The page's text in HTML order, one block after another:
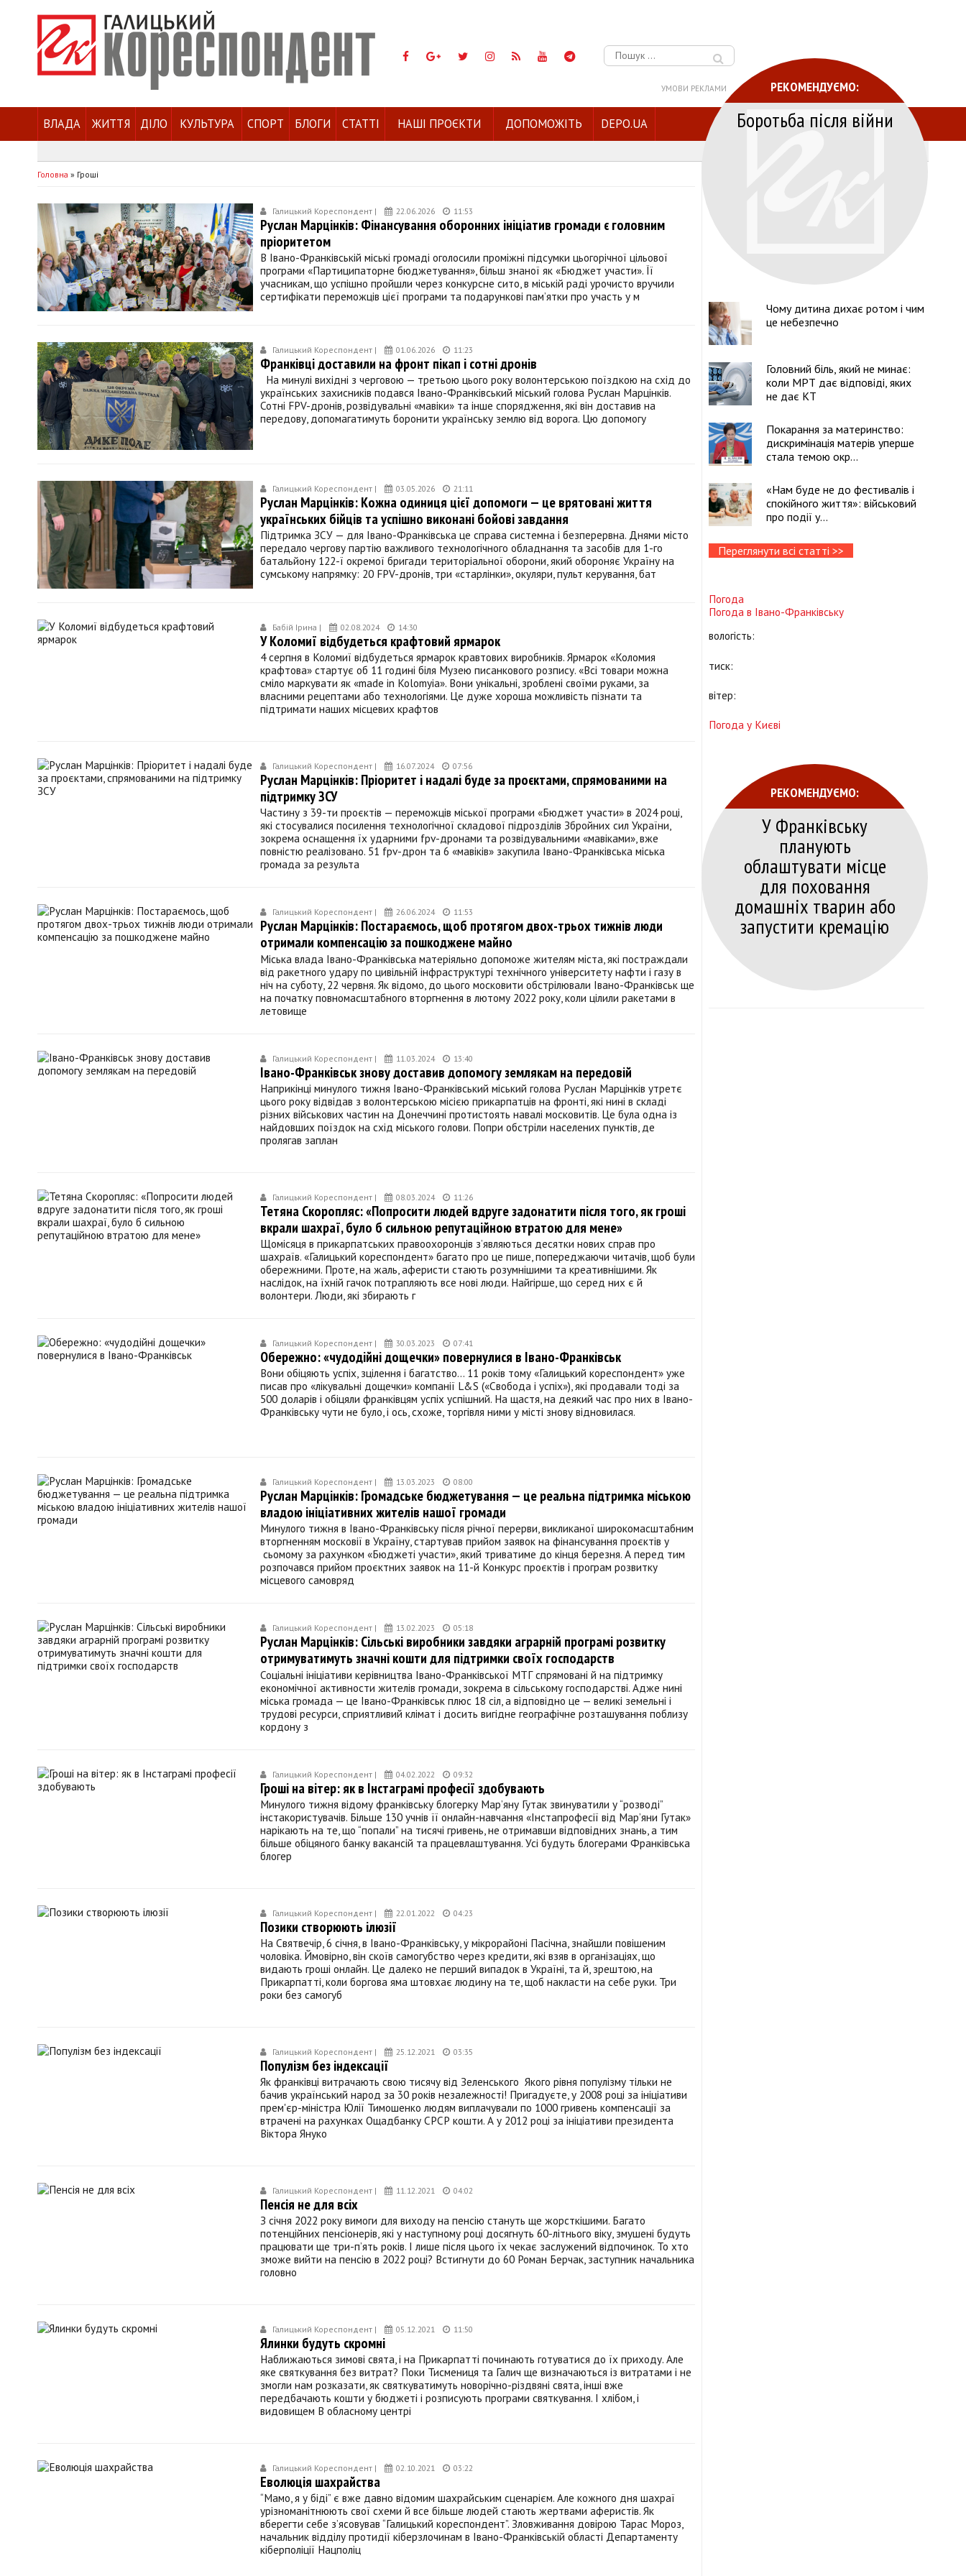
Пошук:
УМОВИ РЕКЛАМИ
ВЛАДА ЖИТТЯ ДІЛО КУЛЬТУРА СПОРТ БЛОГИ СТАТТІ НАШІ ПРОЄКТИ ДОПОМОЖІТЬ DEPO.UA
Головна » Гроші
Галицький Кореспондент | 22.06.2026 11:53
Руслан Марцінків: Фінансування оборонних ініціатив громади є головним
пріоритетом
В Івано-Франківській міські громаді оголосили проміжні підсумки цьогорічної цільової
програми «Партиципаторне бюджетування», більш знаної як «Бюджет участи». Її
учасникам, що успішно пройшли через конкурсне сито, в міській раді урочисто вручили
сертифікати переможців цієї програми та подарункові пам’ятки про участь у м
Галицький Кореспондент | 01.06.2026 11:23
Франківці доставили на фронт пікап і сотні дронів
На минулі вихідні з черговою — третьою цього року волонтерською поїздкою на схід до
українських захисників подався Івано-Франківський міський голова Руслан Марцінків.
Сотні FPV-дронів, розвідувальні «мавіки» та інше спорядження, які він доставив на
передову, допомагатимуть боронити українську землю від ворога. Цю допомогу
Галицький Кореспондент | 03.05.2026 21:11
Руслан Марцінків: Кожна одиниця цієї допомоги — це врятовані життя
українських бійців та успішно виконані бойові завдання
Підтримка ЗСУ — для Івано-Франківська це справа системна і безперервна. Днями місто
передало чергову партію важливого технологічного обладнання та засобів для 1-го
батальйону 122-ї окремої бригади територіальної оборони, який обороняє Україну на
сумському напрямку: 20 FPV-дронів, три «старлінки», окуляри, пульт керування, бат
Бабій Ірина | 02.08.2024 14:30
У Коломиї відбудеться крафтовий ярмарок
4 серпня в Коломиї відбудеться ярмарок кравтових виробників. Ярмарок «Коломия
крафтова» стартує об 11 годині біля Музею писанкового розпису. «Всі товари можна
сміло маркувати як «made in Kolomyia». Вони унікальні, зроблені своїми руками, за
власними рецептами або технологіями. Це дуже хороша можливість пізнати та
підтримати наших місцевих крафтов
Галицький Кореспондент | 16.07.2024 07:56
Руслан Марцінків: Пріоритет і надалі буде за проєктами, спрямованими на
підтримку ЗСУ
Частину з 39-ти проєктів — переможців міської програми «Бюджет участи» в 2024 році,
які стосувалися посилення технологічної складової підрозділів Збройних сил України,
зокрема оснащення їх ударними fpv-дронами та розвідувальними «мавіками», вже
повністю реалізовано. 51 fpv-дрон та 6 «мавіків» закупила Івано-Франківська міська
громада за результа
Галицький Кореспондент | 26.06.2024 11:53
Руслан Марцінків: Постараємось, щоб протягом двох-трьох тижнів люди
отримали компенсацію за пошкоджене майно
Міська влада Івано-Франківська матеріяльно допоможе жителям міста, які постраждали
від ракетного удару по цивільній інфраструктурі технічного університету нафти і газу в
ніч на суботу, 22 червня. Як відомо, до цього московити обстрілювали Івано-Франківськ ще
на початку повномасштабного вторгнення в лютому 2022 року, коли цілили ракетами в
летовище
Галицький Кореспондент | 11.03.2024 13:40
Івано-Франківськ знову доставив допомогу землякам на передовій
Наприкінці минулого тижня Івано-Франківський міський голова Руслан Марцінків утретє
цього року відвідав з волонтерською місією прикарпатців на фронті, які нині в складі
різних військових частин на Донеччині протистоять навалі московитів. Це була одна із
найдовших поїздок на схід міського голови. Попри обстріли населених пунктів, де
пролягав заплан
Галицький Кореспондент | 08.03.2024 11:26
Тетяна Скоропляс: «Попросити людей вдруге задонатити після того, як гроші
вкрали шахраї, було б сильною репутаційною втратою для мене»
Щомісяця в прикарпатських правоохоронців з’являються десятки нових справ про
шахраїв. «Галицький кореспондент» багато про це пише, попереджаючи читачів, щоб були
обережними. Проте, на жаль, аферисти стають розумнішими та креативнішими. Як
наслідок, на їхній гачок потрапляють все нові люди. Найгірше, що серед них є й
волонтери. Люди, які збирають г
Галицький Кореспондент | 30.03.2023 07:41
Обережно: «чудодійні дощечки» повернулися в Івано-Франківськ
Вони обіцяють успіх, зцілення і багатство... 11 років тому «Галицький кореспондент» уже
писав про «лікувальні дощечки» компанії L&S («Свобода і успіх»), які продавали тоді за
500 доларів і обіцяли франківцям успіх успішний. На щастя, на деякий час про них в Івано-
Франківську чути не було, і ось, схоже, торгівля ними у місті знову відновилася.
Галицький Кореспондент | 13.03.2023 08:00
Руслан Марцінків: Громадське бюджетування — це реальна підтримка міською
владою ініціативних жителів нашої громади
Минулого тижня в Івано-Франківську після річної перерви, викликаної широкомасштабним
вторгненням московії в Україну, стартував прийом заявок на фінансування проєктів у
сьомому за рахунком «Бюджеті участи», який триватиме до кінця березня. А перед тим
розпочався прийом проєктних заявок на 11-й Конкурс проєктів і програм розвитку
місцевого самовряд
Галицький Кореспондент | 13.02.2023 05:18
Руслан Марцінків: Сільські виробники завдяки аграрній програмі розвитку
отримуватимуть значні кошти для підтримки своїх господарств
Соціальні ініціативи керівництва Івано-Франківської МТГ спрямовані й на підтримку
економічної активности жителів громади, зокрема в сільському господарстві. Адже нині
міська громада — це Івано-Франківськ плюс 18 сіл, а відповідно це — великі земельні і
трудові ресурси, сприятливий клімат і досить вигідне географічне розташування поблизу
кордону з
Галицький Кореспондент | 04.02.2022 09:32
Гроші на вітер: як в Інстаграмі професії здобувають
Минулого тижня відому франківську блогерку Мар’яну Гутак звинуватили у “розводі”
інстакористувачів. Більше 130 учнів її онлайн-навчання «Інстапрофесії від Мар’яни Гутак»
нарікають на те, що “попали” на тисячі гривень, не отримавши відповідних знань, а тим
більше обіцяного банку вакансій та працевлаштування. Усі будуть блогерами Франківська
блогер
Галицький Кореспондент | 22.01.2022 04:23
Позики створюють ілюзії
На Святвечір, 6 січня, в Івано-Франківську, у мікрорайоні Пасічна, знайшли повішеним
чоловіка. Ймовірно, він скоїв самогубство через кредити, які взяв в організаціях, що
видають гроші онлайн. Це далеко не перший випадок в Україні, та й, зрештою, на
Прикарпатті, коли боргова яма штовхає людину на те, щоб накласти на себе руки. Три
роки без самогуб
Галицький Кореспондент | 25.12.2021 03:35
Популізм без індексації
Як франківці витрачають свою тисячу від Зеленського Якого рівня популізму тільки не
бачив український народ за 30 років незалежності! Пригадуєте, у 2008 році за ініціативи
прем'єр-міністра Юлії Тимошенко людям виплачували по 1000 гривень компенсації за
втрачені на рахунках Ощадбанку СРСР кошти. А у 2012 році за ініціативи президента
Віктора Януко
Галицький Кореспондент | 11.12.2021 04:02
Пенсія не для всіх
З січня 2022 року вимоги для виходу на пенсію стануть ще жорсткішими. Багато
потенційних пенсіонерів, які у наступному році досягнуть 60-літнього віку, змушені будуть
працювати ще три-п’ять років. І лише після цього їх чекає заслужений відпочинок. То хто
зможе вийти на пенсію в 2022 році? Встигнути до 60 Роман Берчак, заступник начальника
головно
Галицький Кореспондент | 05.12.2021 11:50
Ялинки будуть скромні
Наближаються зимові свята, і на Прикарпатті починають готуватися до їх приходу. Але
яке святкування без витрат? Поки Тисмениця та Галич ще визначаються із витратами і не
змогли нам розказати, як святкуватимуть новорічно-різдвяні свята, інші вже
передбачають кошти у бюджеті і розписують програми святкування. І хлібом, і
видовищем В обласному центрі
Галицький Кореспондент | 02.10.2021 03:22
Еволюція шахрайства
“Мамо, я у біді” є вже давно відомим шахрайським сценарієм. Але кожного дня шахраї
урізноманітнюють свої схеми й все більше людей стають жертвами аферистів. Як
вберегти себе з’ясовував “Галицький кореспондент”. Зловживання довірою Тарас Мороз,
начальник відділу протидії кіберзлочинам в Івано-Франківській області Департаменту
кіберполіції Нацполіц
РЕКОМЕНДУЄМО:
Боротьба після війни
Чому дитина дихає ротом і чим
це небезпечно
Головний біль, який не минає:
коли МРТ дає відповіді, яких
не дає КТ
Покарання за материнство:
дискримінація матерів уперше
стала темою окр...
«Нам буде не до фестивалів і
спокійного життя»: військовий
про події у...
Переглянути всі статті >>
Погода
Погода в Івано-Франківську
вологість:
тиск:
вітер:
Погода у Києві
РЕКОМЕНДУЄМО:
У Франківську
планують
облаштувати місце
для поховання
домашніх тварин або
запустити кремацію